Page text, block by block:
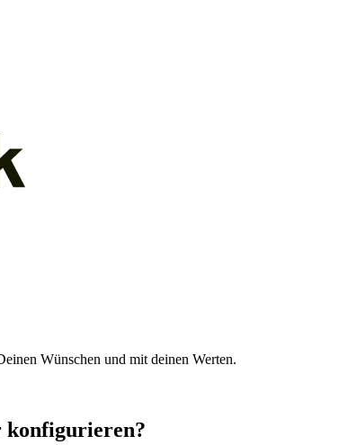
Wünschen und mit deinen Werten.
konfigurieren?